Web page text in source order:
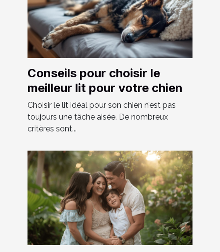
Conseils pour choisir le
meilleur lit pour votre chien
Choisir le lit idéal pour son chien n’est pas
toujours une tâche aisée. De nombreux
critères sont...